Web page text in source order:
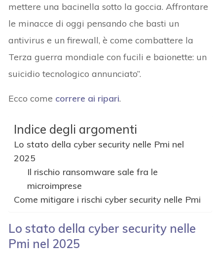
mettere una bacinella sotto la goccia. Affrontare
le minacce di oggi pensando che basti un
antivirus e un firewall, è come combattere la
Terza guerra mondiale con fucili e baionette: un
suicidio tecnologico annunciato”.
Ecco come correre ai ripari.
Indice degli argomenti
Lo stato della cyber security nelle Pmi nel
2025
Il rischio ransomware sale fra le
microimprese
Come mitigare i rischi cyber security nelle Pmi
Lo stato della cyber security nelle
Pmi nel 2025